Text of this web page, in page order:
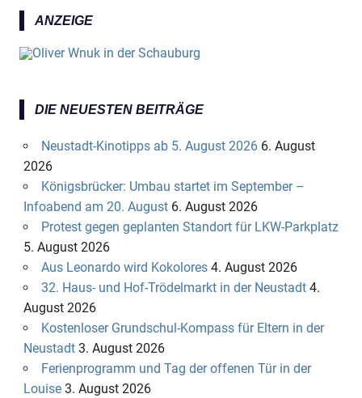
ANZEIGE
DIE NEUESTEN BEITRÄGE
Neustadt-Kinotipps ab 5. August 2026 6. August
2026
Königsbrücker: Umbau startet im September –
Infoabend am 20. August 6. August 2026
Protest gegen geplanten Standort für LKW-Parkplatz
5. August 2026
Aus Leonardo wird Kokolores 4. August 2026
32. Haus- und Hof-Trödelmarkt in der Neustadt 4.
August 2026
Kostenloser Grundschul-Kompass für Eltern in der
Neustadt 3. August 2026
Ferienprogramm und Tag der offenen Tür in der
Louise 3. August 2026